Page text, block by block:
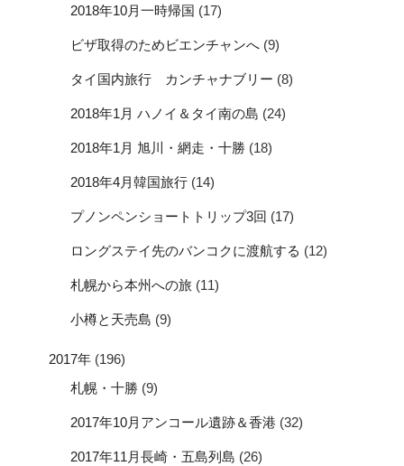
2018年10月一時帰国 (17)
ビザ取得のためビエンチャンへ (9)
タイ国内旅行 カンチャナブリー (8)
2018年1月 ハノイ＆タイ南の島 (24)
2018年1月 旭川・網走・十勝 (18)
2018年4月韓国旅行 (14)
プノンペンショートトリップ3回 (17)
ロングステイ先のバンコクに渡航する (12)
札幌から本州への旅 (11)
小樽と天売島 (9)
2017年 (196)
札幌・十勝 (9)
2017年10月アンコール遺跡＆香港 (32)
2017年11月長崎・五島列島 (26)